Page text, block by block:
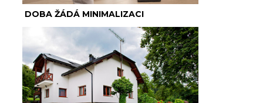
DOBA ŽÁDÁ MINIMALIZACI